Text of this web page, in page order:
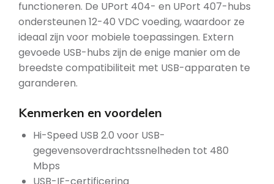
functioneren. De UPort 404- en UPort 407-hubs
ondersteunen 12-40 VDC voeding, waardoor ze
ideaal zijn voor mobiele toepassingen. Extern
gevoede USB-hubs zijn de enige manier om de
breedste compatibiliteit met USB-apparaten te
garanderen.
Kenmerken en voordelen
Hi-Speed USB 2.0 voor USB-
gegevensoverdrachtssnelheden tot 480
Mbps